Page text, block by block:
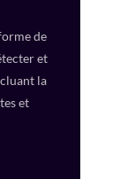
de
et
la
et